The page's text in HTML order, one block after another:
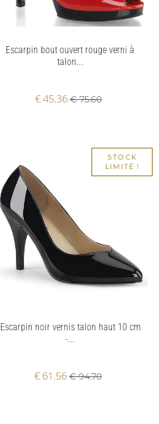
Escarpin bout ouvert rouge verni à
talon...
€ 45.36 € 75.60
STOCK
LIMITÉ !
Escarpin noir vernis talon haut 10 cm
-...
€ 61.56 € 94.70